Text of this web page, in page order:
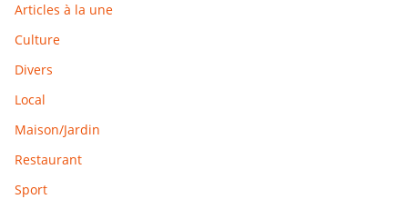
Articles à la une
Culture
Divers
Local
Maison/Jardin
Restaurant
Sport